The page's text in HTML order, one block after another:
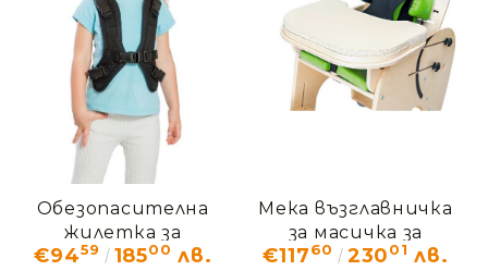
Обезопасителна
жилетка за
терапевтичен
€9459 18500 лв.
Мека възглавничка
за масичка за
терапевтичен
€11760 23001 лв.